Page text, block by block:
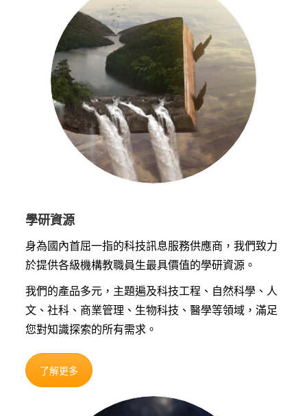
學研資源
身為國內首屈一指的科技訊息服務供應商，我們致力
於提供各級機構教職員生最具價值的學研資源。
我們的產品多元，主題遍及科技工程、自然科學、人
文、社科、商業管理、生物科技、醫學等領域，滿足
您對知識探索的所有需求。
了解更多